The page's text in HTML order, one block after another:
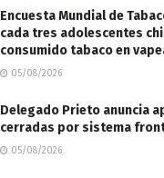
Encuesta Mundial de
cada tres adolescentes
consumido tabaco en
05/08/2026
Delegado Prieto anuncia
cerradas por sistema
05/08/2026